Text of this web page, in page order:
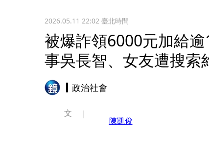
2026.05.11 22:02臺北時間
被爆詐領6000元加給
事吳長智、女友遭搜索
政治社會
文
陳凱俊